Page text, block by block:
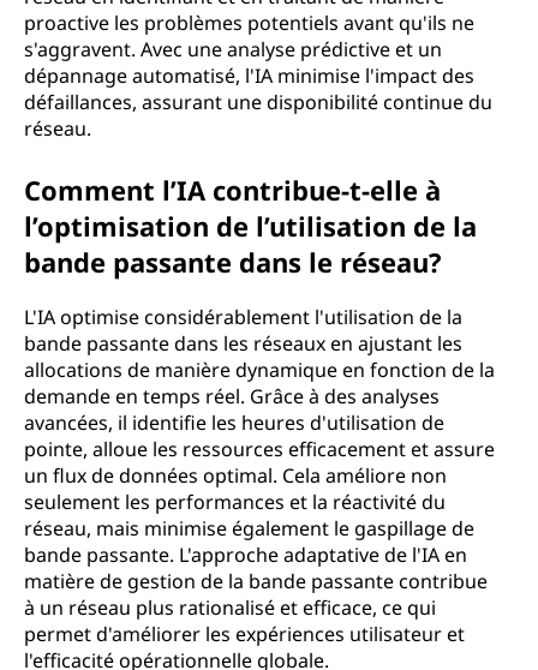
proactive les problèmes potentiels avant qu'ils ne
s'aggravent. Avec une analyse prédictive et un
dépannage automatisé, l'IA minimise l'impact des
défaillances, assurant une disponibilité continue du
réseau.
Comment l’IA contribue-t-elle à
l’optimisation de l’utilisation de la
bande passante dans le réseau?
L'IA optimise considérablement l'utilisation de la
bande passante dans les réseaux en ajustant les
allocations de manière dynamique en fonction de la
demande en temps réel. Grâce à des analyses
avancées, il identifie les heures d'utilisation de
pointe, alloue les ressources efficacement et assure
un flux de données optimal. Cela améliore non
seulement les performances et la réactivité du
réseau, mais minimise également le gaspillage de
bande passante. L'approche adaptative de l'IA en
matière de gestion de la bande passante contribue
à un réseau plus rationalisé et efficace, ce qui
permet d'améliorer les expériences utilisateur et
l'efficacité opérationnelle globale.